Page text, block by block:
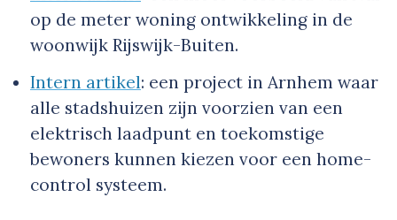
op de meter woning ontwikkeling in de
woonwijk Rijswijk-Buiten.
Intern artikel: een project in Arnhem waar
alle stadshuizen zijn voorzien van een
elektrisch laadpunt en toekomstige
bewoners kunnen kiezen voor een home-
control systeem.